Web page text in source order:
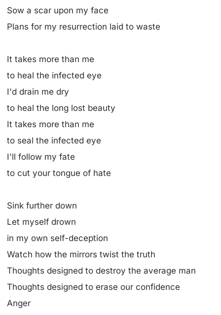
Sow a scar upon my face
Plans for my resurrection laid to waste
It takes more than me
to heal the infected eye
I'd drain me dry
to heal the long lost beauty
It takes more than me
to seal the infected eye
I'll follow my fate
to cut your tongue of hate
Sink further down
Let myself drown
in my own self-deception
Watch how the mirrors twist the truth
Thoughts designed to destroy the average man
Thoughts designed to erase our confidence
Anger